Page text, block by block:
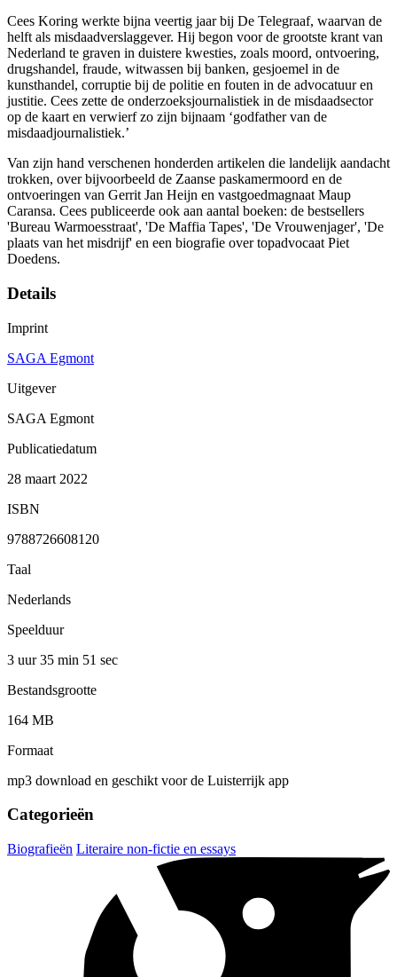
Cees Koring werkte bijna veertig jaar bij De Telegraaf, waarvan de
helft als misdaadverslaggever. Hij begon voor de grootste krant van
Nederland te graven in duistere kwesties, zoals moord, ontvoering,
drugshandel, fraude, witwassen bij banken, gesjoemel in de
kunsthandel, corruptie bij de politie en fouten in de advocatuur en
justitie. Cees zette de onderzoeksjournalistiek in de misdaadsector
op de kaart en verwierf zo zijn bijnaam ‘godfather van de
misdaadjournalistiek.’
Van zijn hand verschenen honderden artikelen die landelijk aandacht
trokken, over bijvoorbeeld de Zaanse paskamermoord en de
ontvoeringen van Gerrit Jan Heijn en vastgoedmagnaat Maup
Caransa. Cees publiceerde ook aan aantal boeken: de bestsellers
'Bureau Warmoesstraat', 'De Maffia Tapes', 'De Vrouwenjager', 'De
plaats van het misdrijf' en een biografie over topadvocaat Piet
Doedens.
Details
Imprint
SAGA Egmont
Uitgever
SAGA Egmont
Publicatiedatum
28 maart 2022
ISBN
9788726608120
Taal
Nederlands
Speelduur
3 uur 35 min 51 sec
Bestandsgrootte
164 MB
Formaat
mp3 download en geschikt voor de Luisterrijk app
Categorieën
Biografieën Literaire non-fictie en essays